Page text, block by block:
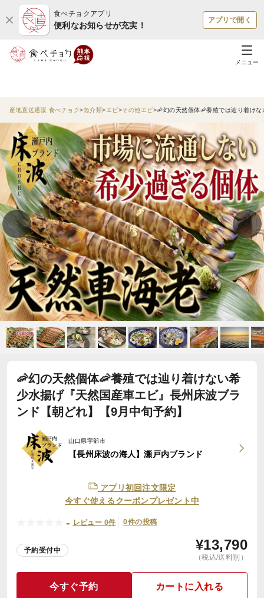
食べチョクアプリ
便利なお知らせが充実！
アプリで開く
メニュー
産地直送通販 食べチョク 魚介類 エビ その他エビ 🦐幻の天然個体🦐養殖では辿り着け
🦐幻の天然個体🦐養殖では辿り着けない希
少水揚げ『天然国産車エビ』長州床波ブラ
ンド【朝どれ】【9月中旬予約】
山口県宇部市
【長州床波の海人】瀬戸内ブランド
アプリ初回注文限定
今すぐ使えるクーポンプレゼント中
- レビュー 0件 0件の投稿
予約受付中 ¥13,790
（税込/送料別）
今すぐ予約 カートに入れる